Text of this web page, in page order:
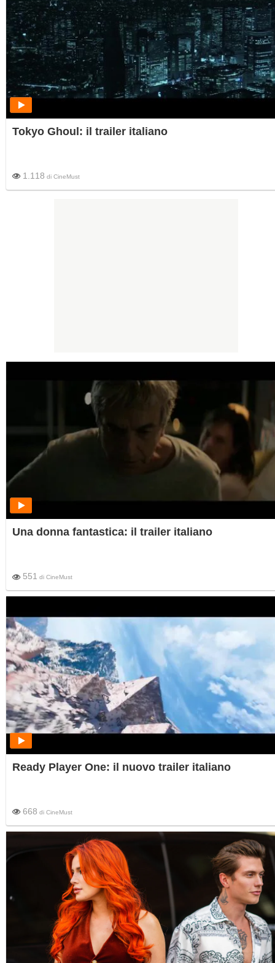
Tokyo Ghoul: il trailer italiano
1.118 di CineMust
Una donna fantastica: il trailer italiano
551 di CineMust
Ready Player One: il nuovo trailer italiano
668 di CineMust